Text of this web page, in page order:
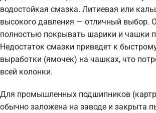
водостойкая смазка. Литиевая или
высокого давления — отличный выбор.
полностью покрывать шарики и чашки
Недостаток смазки приведет к
выработки (ямочек) на чашках, что
всей колонки.
Для промышленных подшипников
обычно заложена на заводе и закрыта